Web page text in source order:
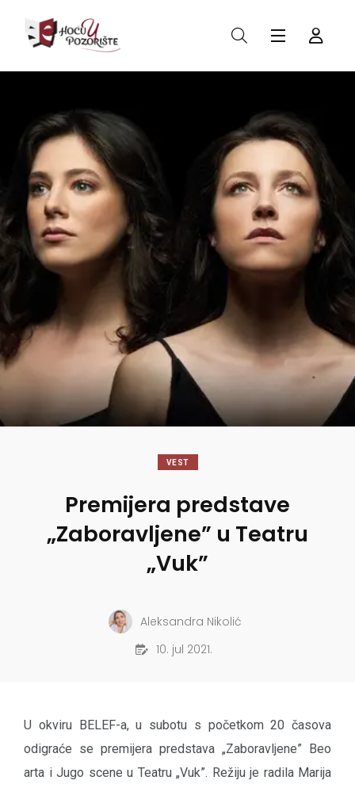
VEST
Premijera predstave
„Zaboravljene” u Teatru
„Vuk”
Aleksandra Nikolić
10. jul 2021.
U okviru BELEF-a, u subotu s početkom 20 časova
odigraće se premijera predstava „Zaboravljene” Beo
arta i Jugo scene u Teatru „Vuk”. Režiju je radila Marija